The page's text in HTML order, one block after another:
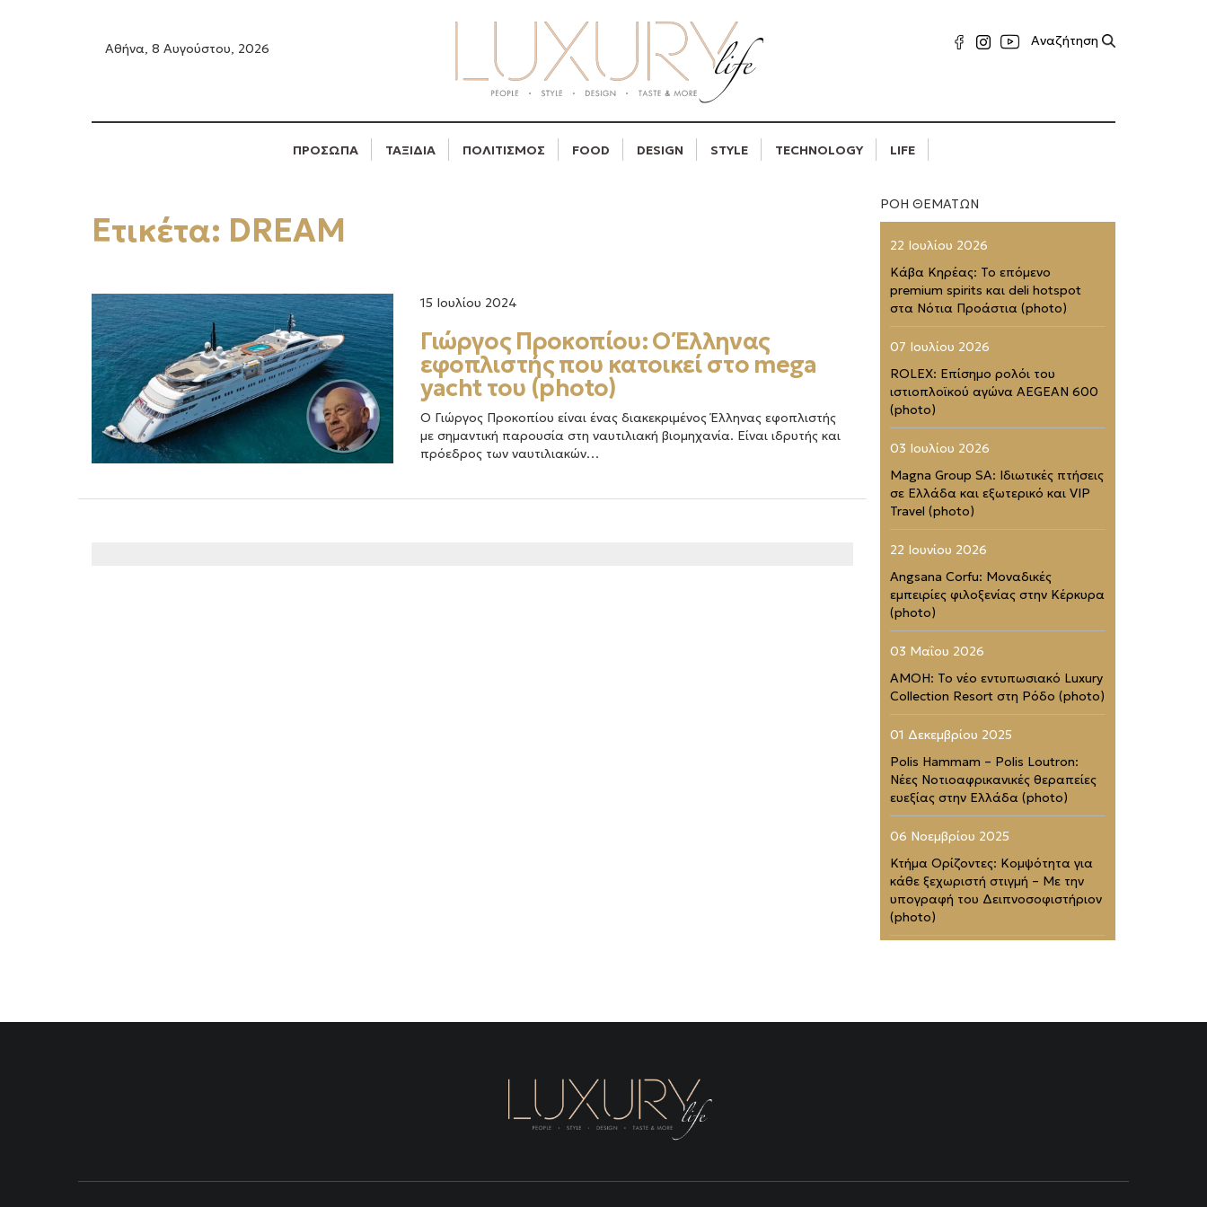
Αθήνα, 8 Αυγούστου, 2026
ΠΡΟΣΩΠΑ ΤΑΞΙΔΙΑ ΠΟΛΙΤΙΣΜΟΣ FOOD DESIGN STYLE TECHNOLOGY LIFE
Ετικέτα: DREAM
15 Ιουλίου 2024
Γιώργος Προκοπίου: Ο Έλληνας
εφοπλιστής που κατοικεί στο mega
yacht του (photo)
Ο Γιώργος Προκοπίου είναι ένας διακεκριμένος Έλληνας εφοπλιστής
με σημαντική παρουσία στη ναυτιλιακή βιομηχανία. Είναι ιδρυτής και
πρόεδρος των ναυτιλιακών…
ΡΟΗ ΘΕΜΑΤΩΝ
22 Ιουλίου 2026
Κάβα Κηρέας: Το επόμενο
premium spirits και deli hotspot
στα Νότια Προάστια (photo)
07 Ιουλίου 2026
ROLEX: Επίσημο ρολόι του
ιστιοπλοϊκού αγώνα AEGEAN 600
(photo)
03 Ιουλίου 2026
Magna Group SA: Ιδιωτικές πτήσεις
σε Ελλάδα και εξωτερικό και VIP
Travel (photo)
22 Ιουνίου 2026
Angsana Corfu: Μοναδικές
εμπειρίες φιλοξενίας στην Κέρκυρα
(photo)
03 Μαΐου 2026
AMOH: Το νέο εντυπωσιακό Luxury
Collection Resort στη Ρόδο (photo)
01 Δεκεμβρίου 2025
Polis Hammam – Polis Loutron:
Νέες Νοτιοαφρικανικές θεραπείες
ευεξίας στην Ελλάδα (photo)
06 Νοεμβρίου 2025
Κτήμα Ορίζοντες: Κομψότητα για
κάθε ξεχωριστή στιγμή – Με την
υπογραφή του Δειπνοσοφιστήριον
(photo)
πιο εντυπωσιακά rooftops της